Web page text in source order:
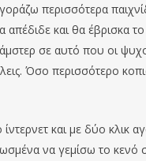
περισσότερα
και θα έβρισκα
σε αυτό που οι
Όσο περισσότερο
και με δύο κλικ
να γεμίσω το κενό